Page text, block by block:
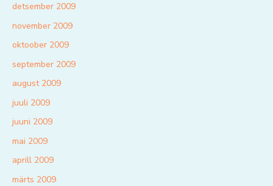
detsember 2009
november 2009
oktoober 2009
september 2009
august 2009
juuli 2009
juuni 2009
mai 2009
aprill 2009
märts 2009